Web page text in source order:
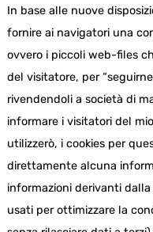
In base alle nuove
fornire ai navigatori una
ovvero i piccoli web-files
del visitatore, per
rivendendoli a società di
informare i visitatori del
utilizzerò, i cookies per
direttamente alcuna
informazioni derivanti
usati per ottimizzare la